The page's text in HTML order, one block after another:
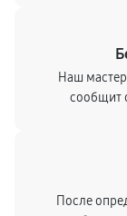
Наш
сообщит
После